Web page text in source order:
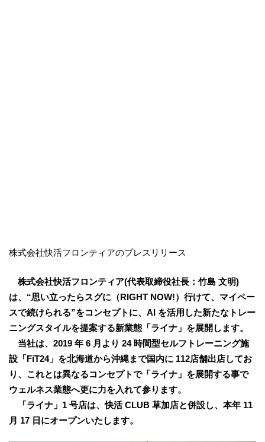
株式会社快活フロンティアのプレスリリース
株式会社快活フロンティア(代表取締役社長：竹島 文明)
は、“思い立ったらスグに（RIGHT NOW!）行けて、マイペー
スで続けられる”をコンセプトに、AI を活用した新たなトレー
ニングスタイルを提案する新業態「ライナ」を展開します。
当社は、2019 年 6 月より 24 時間型セルフトレーニング施
設「FiT24」を北海道から沖縄まで国内に 112店舗出店してお
り、これとは異なるコンセプトで「ライナ」を展開する事で
ウェルネス業態へ更に力を入れて参ります。
「ライナ」1 号店は、快活 CLUB 草加店と併設し、本年 11
月 17 日にオープンいたします。